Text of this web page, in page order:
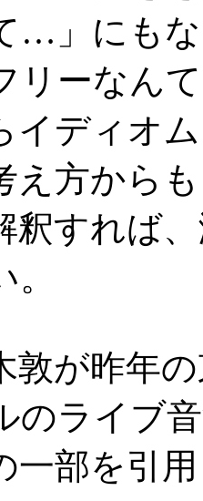
…」にも
リーなん
イディオ
え方から
釈すれば
敦が昨年
のライブ
一部を引